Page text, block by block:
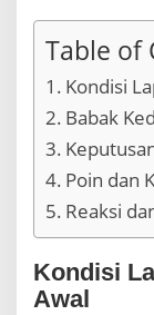
Table of
Kondisi
Babak
Poin dan
Reaksi
Kondisi
Awal